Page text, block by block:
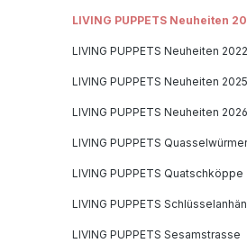
LIVING PUPPETS Neuheiten
LIVING PUPPETS Neuheiten 2022
LIVING PUPPETS Neuheiten 2025
LIVING PUPPETS Neuheiten 2026
LIVING PUPPETS Quasselwürmer
LIVING PUPPETS Quatschköppe
LIVING PUPPETS
LIVING PUPPETS Sesamstrasse